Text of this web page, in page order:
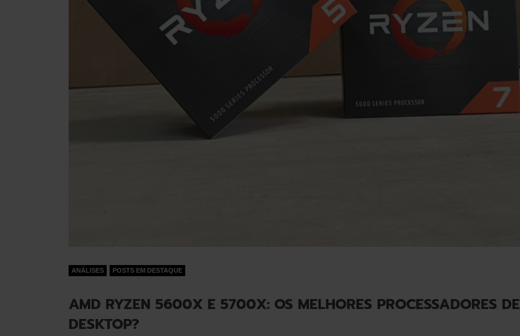
ANÁLISES POSTS EM DESTAQUE
AMD RYZEN 5600X E 5700X: OS MELHORES PROCESSADORES DE
DESKTOP?